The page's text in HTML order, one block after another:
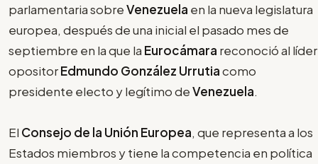
parlamentaria sobreVenezuela en la nueva legislatura
europea, después de una inicial el pasado mes de
septiembre en la que la Eurocámara reconoció al líder
opositorEdmundo González Urrutiacomo
presidente electo y legítimo deVenezuela.
El Consejo de la Unión Europea, que representa a los
Estados miembros y tiene la competencia en política